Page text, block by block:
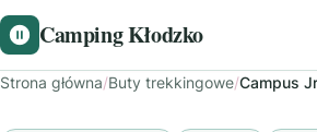
Camping Kłodzko
Strona główna/Buty trekkingowe/Campus